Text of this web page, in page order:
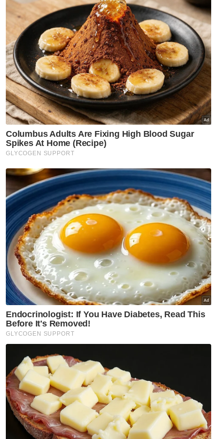
dalam akaun peribadi Najib.
“Wang berjumlah RM2,973,896,219.96 yang
berpunca daripada 1MDB telah didepositkan
ke dalam akaun Najib tanpa sebarang
justifikasi dari sudut komersial atau
perniagaan. Hasil siasatan pegawai penyiasat
1MDB, Asisten Komisioner D Rajagopal dan
Wei Min menunjukkan jejak aliran daripada
1MDB ke akaun peribadi Najib melalui tiga
peringkat.
“Najib telah menerima wang yang diseleweng
daripada 1MDB melalui tiga peringkat iaitu
melalui Good Star Limited sebanyak AS$120
juta (RM369,029,514) bermula 24 Februari
2011 sehingga 15 Ogos 2012 menerusi lima
transaksi.
“Seterusnya daripada syarikat Aabar
sebanyak AS$170 juta (RM523,389,779.96)
bermula daripada 30 Disember 2011 sehingga
19 November 2012 menerusi enam transaksi.
Peringkat terakhirnya adalah menerusi